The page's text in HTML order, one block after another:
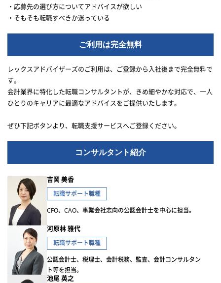
・応募先の選び方についてアドバイスが欲しい
・そもそも転職すべきか迷っている
ご利用は完全無料
レックスアドバイザーズのご利用は、ご登録から入社後まで完全無料で
す。
会計業界に特化した転職コンサルタントが、きめ細やかな対応で、一人
ひとりのキャリアに最適なアドバイスをご提供いたします。
ぜひ下記ボタンより、転職支援サービスへご登録ください。
コンサルタント紹介
吉岡 美香
転職サポート職種
CFO、CAO、事業会社志向の公認会計士を中心に担当。
河原林 雅代
転職サポート職種
公認会計士、税理士、会計税務、監査、会計コンサルタン
ト等を担当。
池尾 英之